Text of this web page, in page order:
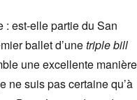
: est-elle partie du San
ballet d’unetriple bill
une excellente manière
ne suis pas certaine qu’à